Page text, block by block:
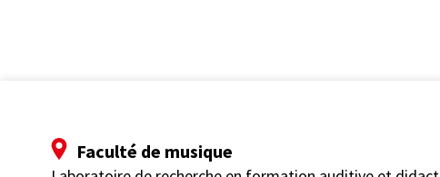
Faculté de musique